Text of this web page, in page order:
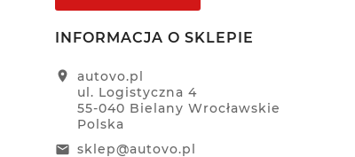
INFORMACJA O SKLEPIE
location_on
autovo.pl
ul. Logistyczna 4
55-040 Bielany Wrocławskie
Polska
email sklep@autovo.pl